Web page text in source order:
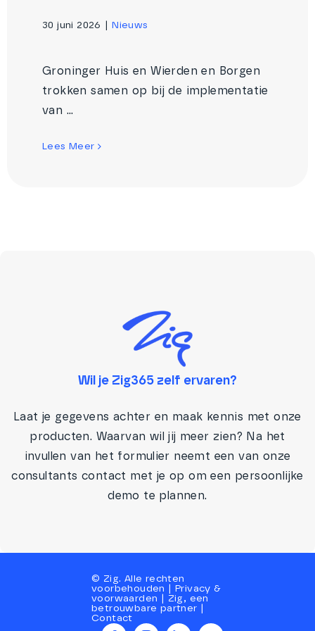
30 juni 2026 Nieuws
Groninger Huis en Wierden en Borgen
trokken samen op bij de implementatie
van ...
Lees Meer
Wil je Zig365 zelf ervaren?
Laat je gegevens achter en maak kennis met onze
producten. Waarvan wil jij meer zien? Na het
invullen van het formulier neemt een van onze
consultants contact met je op om een persoonlijke
demo te plannen.
© Zig. Alle rechten
voorbehouden |Privacy &
voorwaarden
Zig, een
betrouwbare partner
Contact